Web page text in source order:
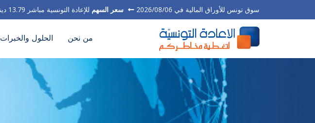
سوق تونس للأوراق المالية في 2026/08/06 سعر السهم للإعادة التونسية مباشر 13.79 دينار
من نحن الحلول والخبرات